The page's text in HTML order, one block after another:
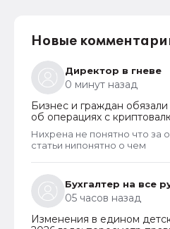
Новые
Директор в гневе
0 минут назад
Бизнес и граждан
об операциях с
платформах
Нихрена не понятно что за
статьи нипонятно о чем
Бухгалтер на все
05 часов назад
Изменения в едином